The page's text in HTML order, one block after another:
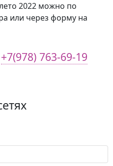
2022 можно по
или через форму на
+7(978) 763-69-19